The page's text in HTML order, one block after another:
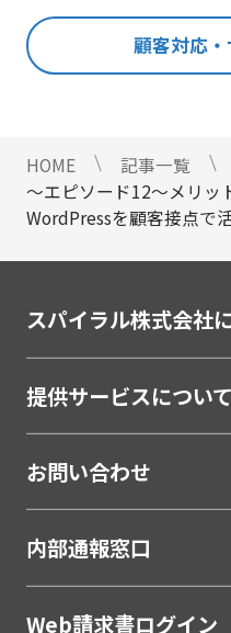
人事・総務・経理・IR
ストレスチェックサー
安否確認サービス
給与明細電子化
金融（銀行・信用金
割賦・クレジット申込
口座開設ソリューション
相談会・来店予約システ
職域営業支援ソリュー
金融
学校・教育機関
メーカー・製造
#料金・費用
#業務効率
#無料 #総務
顧客対応
HOME 記事一覧
～エピソード12～メリッ
WordPressを顧客接点で
スパイラル株式会社
提供サービスについて
お問い合わせ
内部通報窓口
Web請求書ログイン